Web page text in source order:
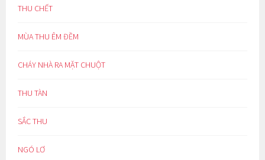
THU CHẾT
MÙA THU ÊM ĐỀM
CHÁY NHÀ RA MẶT CHUỘT
THU TÀN
SẮC THU
NGÓ LƠ